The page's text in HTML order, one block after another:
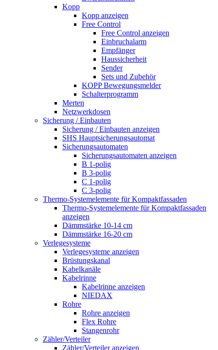
Kopp
Kopp anzeigen
Free Control
Free Control anzeigen
Einbruchalarm
Empfänger
Haussicherheit
Sender
Sets und Zubehör
KOPP Bewegungsmelder
Schalterprogramm
Merten
Netzwerkdosen
Sicherung / Einbauten
Sicherung / Einbauten anzeigen
SHS Hauptsicherungsautomat
Sicherungsautomaten
Sicherungsautomaten anzeigen
B 1-polig
B 3-polig
C 1-polig
C 3-polig
Thermo-Systemelemente für Kompaktfassaden
Thermo-Systemelemente für Kompaktfassaden
anzeigen
Dämmstärke 10-14 cm
Dämmstärke 16-20 cm
Verlegesysteme
Verlegesysteme anzeigen
Brüstungskanal
Kabelkanäle
Kabelrinne
Kabelrinne anzeigen
NIEDAX
Rohre
Rohre anzeigen
Flex Rohre
Stangenrohr
Zähler/Verteiler
Zähler/Verteiler anzeigen